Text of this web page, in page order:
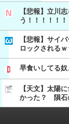
【悲報】立川
う！！！！！！
【悲報】サイ
ロックされる
早食いしてる
【天文】太陽
かった？ 隕石